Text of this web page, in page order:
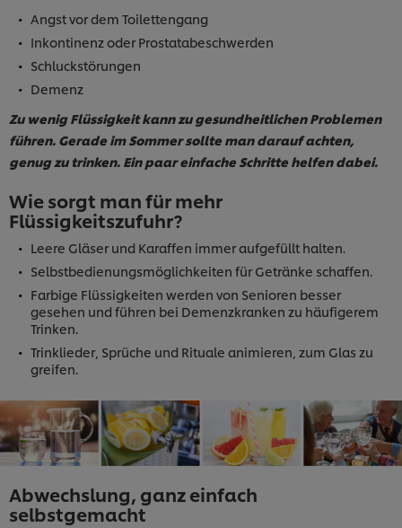
Angst vor dem Toilettengang
Inkontinenz oder Prostatabeschwerden
Schluckstörungen
Demenz
Zu wenig Flüssigkeit kann zu gesundheitlichen Problemen
führen. Gerade im Sommer sollte man darauf achten,
genug zu trinken. Ein paar einfache Schritte helfen dabei.
Wie sorgt man für mehr
Flüssigkeitszufuhr?
Leere Gläser und Karaffen immer aufgefüllt halten.
Selbstbedienungsmöglichkeiten für Getränke schaffen.
Farbige Flüssigkeiten werden von Senioren besser
gesehen und führen bei Demenzkranken zu häufigerem
Trinken.
Trinklieder, Sprüche und Rituale animieren, zum Glas zu
greifen.
Abwechslung, ganz einfach
selbstgemacht